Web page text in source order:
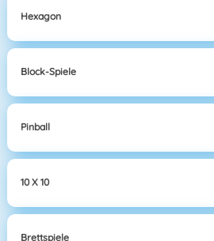
Hexagon
Block-Spiele
Pinball
10 X 10
Brettspiele